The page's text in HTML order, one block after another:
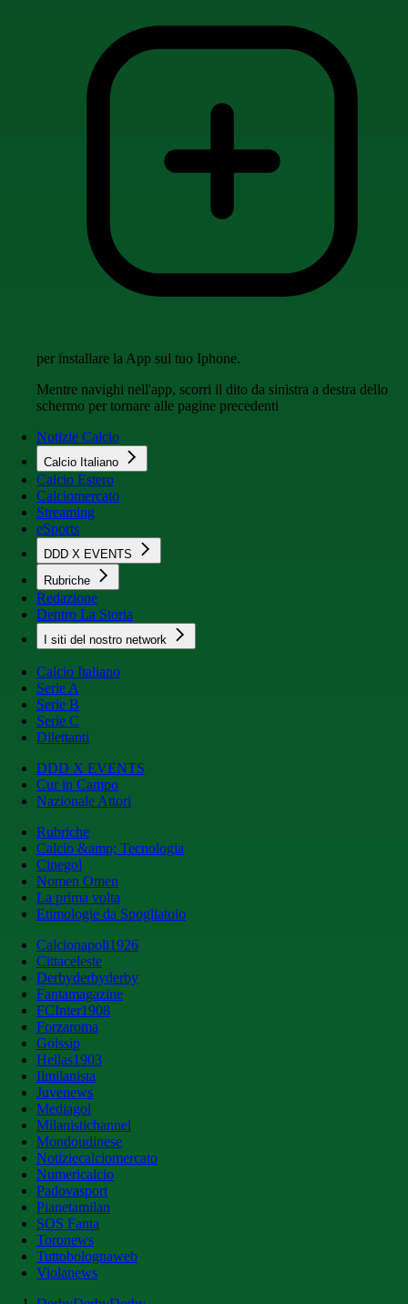
per installare la App sul tuo Iphone.
Mentre navighi nell'app, scorri il dito da sinistra a destra dello
schermo per tornare alle pagine precedenti
Notizie Calcio
Calcio Italiano
Calcio Estero
Calciomercato
Streaming
eSports
DDD X EVENTS
Rubriche
Redazione
Dentro La Storia
I siti del nostro network
Calcio Italiano
Serie A
Serie B
Serie C
Dilettanti
DDD X EVENTS
Cur in Campo
Nazionale Attori
Rubriche
Calcio &amp; Tecnologia
Cinegol
Nomen Omen
La prima volta
Etimologie da Spogliatoio
Calcionapoli1926
Cittaceleste
Derbyderbyderby
Fantamagazine
FCInter1908
Forzaroma
Golssip
Hellas1903
Ilmilanista
Juvenews
Mediagol
Milanistichannel
Mondoudinese
Notiziecalciomercato
Numericalcio
Padovasport
Pianetamilan
SOS Fanta
Toronews
Tuttobolognaweb
Violanews